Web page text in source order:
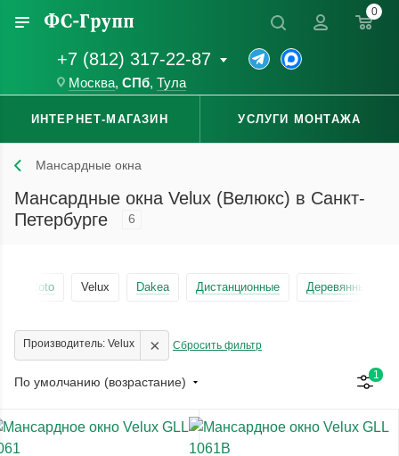
+7 (812) 317-22-87
Москва, СПб, Тула
0
ИНТЕРНЕТ-МАГАЗИН УСЛУГИ МОНТАЖА
Мансардные окна
Мансардные окна Velux (Велюкс) в Санкт-
Петербурге
6
Roto Velux Dakea Дистанционные Деревянные
Производитель: Velux × Сбросить фильтр
По умолчанию (возрастание) 1